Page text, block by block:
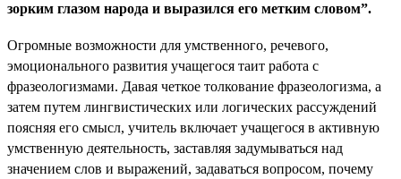
зорким глазом народа и выразился его метким словом”.
Огромные возможности для умственного, речевого,
эмоционального развития учащегося таит работа с
фразеологизмами. Давая четкое толкование фразеологизма, а
затем путем лингвистических или логических рассуждений
поясняя его смысл, учитель включает учащегося в активную
умственную деятельность, заставляя задумываться над
значением слов и выражений, задаваться вопросом, почему